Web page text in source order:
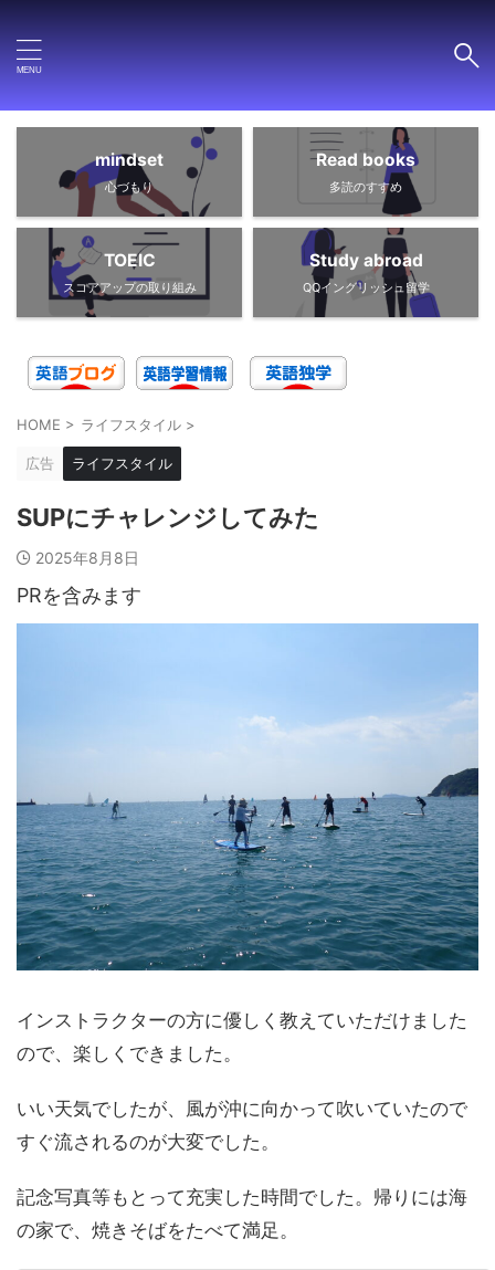
mindset
心づもり
Read books
多読のすすめ
TOEIC
スコアアップの取り組み
Study abroad
QQイングリッシュ留学
HOME > ライフスタイル >
広告 ライフスタイル
SUPにチャレンジしてみた
2025年8月8日
PRを含みます
インストラクターの方に優しく教えていただけました
ので、楽しくできました。
いい天気でしたが、風が沖に向かって吹いていたので
すぐ流されるのが大変でした。
記念写真等もとって充実した時間でした。帰りには海
の家で、焼きそばをたべて満足。